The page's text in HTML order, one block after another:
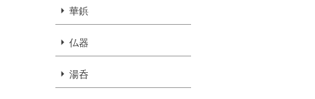
華鋲
仏器
湯呑